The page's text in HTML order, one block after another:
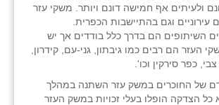
ולעיתים אף חמישה דונם ויותר. משקי עזר
עירוניים וגם בהתיישבות הכפרית.
השיתופים הם בדרך כלל בודדים אך יש
העזר הם רבים כמו גיבתון, גני-עם, קידרון,
כפר סירקין וכו'.
של החוכרים במשק עזר השתנה במהלך
הצדקה הופלו בעלי זכויות במשק העזר